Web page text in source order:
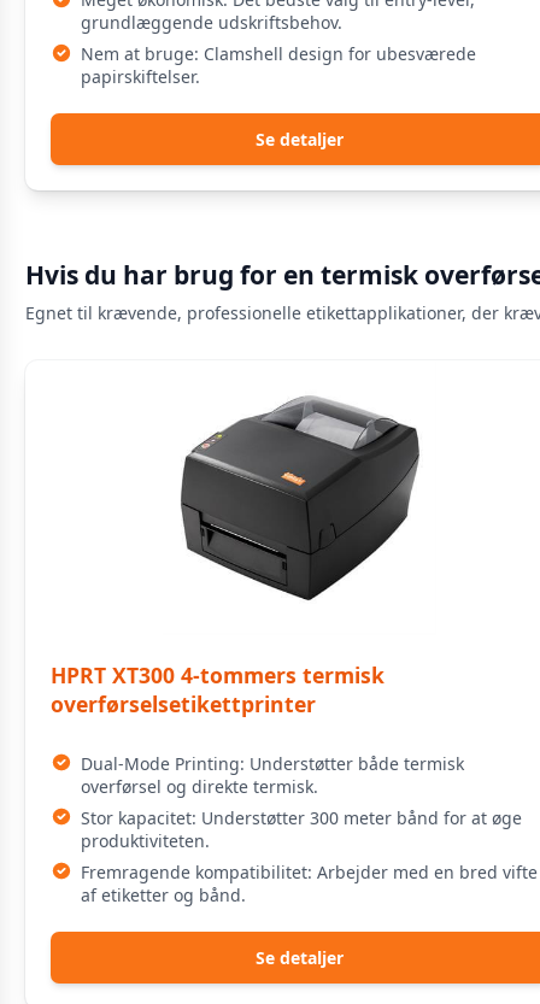
grundlæggende udskriftsbehov.
Nem at bruge: Clamshell design for ubesværede
papirskiftelser.
Se detaljer
Hvis du har brug for en termisk
Egnet til krævende, professionelle etikettapplikationer, der
HPRT XT300 4-tommers termisk
overførselsetikettprinter
Dual-Mode Printing: Understøtter både termisk
overførsel og direkte termisk.
Stor kapacitet: Understøtter 300 meter bånd for at øge
produktiviteten.
Fremragende kompatibilitet: Arbejder med en bred vifte
af etiketter og bånd.
Se detaljer